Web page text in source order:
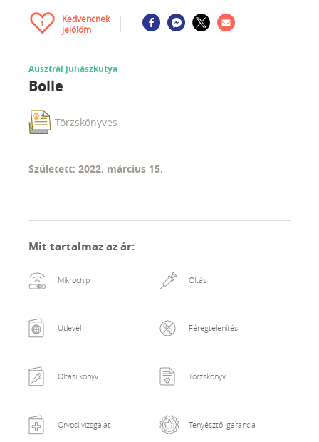
1
Kedvencnek
jelölöm
Ausztrál juhászkutya
Bolle
Törzskönyves
Született: 2022. március 15.
Mit tartalmaz az ár:
Mikrochip Oltás
Útlevél Féregtelenítés
Oltási könyv Törzskönyv
Orvosi vizsgálat Tenyésztői garancia